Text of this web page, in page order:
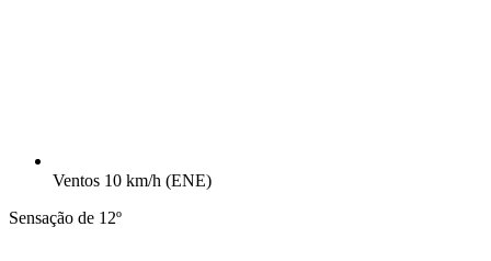
Ventos 10 km/h (ENE)
Sensação de 12º